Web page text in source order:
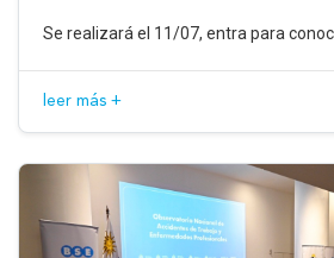
Se realizará el 11/07, entra para
leer más +